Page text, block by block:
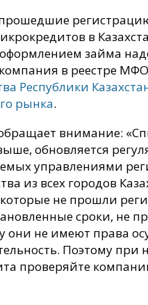
в
займа
в реестре МФО
Республики
рынка.
внимание:
обновляется
управлениями
из всех городов
не прошли
сроки, не
они не имеют права
Поэтому при
проверяйте